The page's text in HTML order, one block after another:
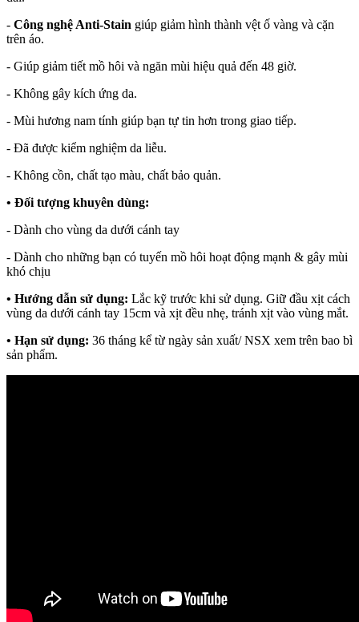
- Công nghệ Anti-Stain giúp giảm hình thành vệt ố vàng và cặn
trên áo.
- Giúp giảm tiết mồ hôi và ngăn mùi hiệu quả đến 48 giờ.
- Không gây kích ứng da.
- Mùi hương nam tính giúp bạn tự tin hơn trong giao tiếp.
- Đã được kiểm nghiệm da liễu.
- Không cồn, chất tạo màu, chất bảo quản.
• Đối tượng khuyên dùng:
- Dành cho vùng da dưới cánh tay
- Dành cho những bạn có tuyến mồ hôi hoạt động mạnh & gây mùi
khó chịu
• Hướng dẫn sử dụng: Lắc kỹ trước khi sử dụng. Giữ đầu xịt cách
vùng da dưới cánh tay 15cm và xịt đều nhẹ, tránh xịt vào vùng mắt.
• Hạn sử dụng: 36 tháng kể từ ngày sản xuất/ NSX xem trên bao bì
sản phẩm.